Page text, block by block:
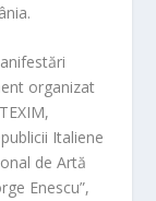
organizat
Italiene
de Artă
Enescu”,